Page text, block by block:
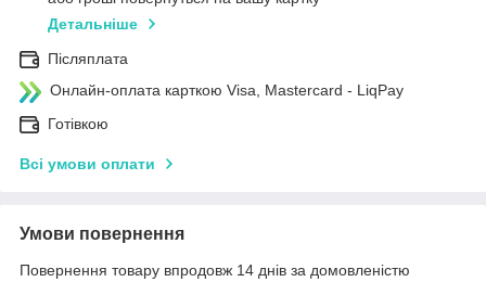
Детальніше
Післяплата
Онлайн-оплата карткою Visa, Mastercard - LiqPay
Готівкою
Всі умови оплати
Умови повернення
Повернення товару впродовж 14 днів за домовленістю